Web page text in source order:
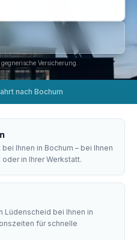
Versicherung.
Kfz-Sachverständige
nach Bochum
Ihnen in Bochum – bei Ihnen
in Ihrer Werkstatt.
Lüdenscheid bei Ihnen in
für schnelle